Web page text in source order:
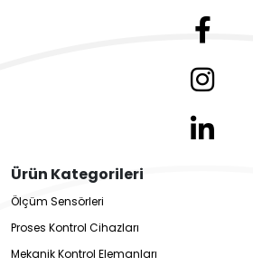
Ürün Kategorileri
Ölçüm Sensörleri
Proses Kontrol Cihazları
Mekanik Kontrol Elemanları